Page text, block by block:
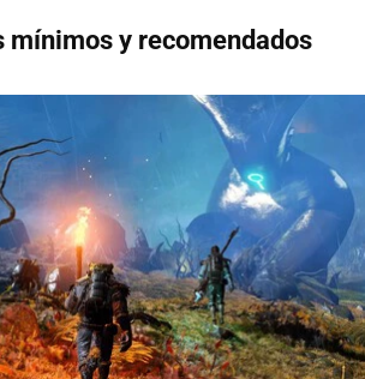
mínimos y recomendados